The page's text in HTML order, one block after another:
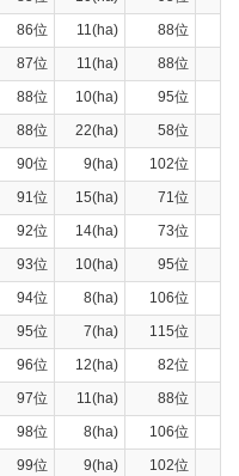
86位 11(ha) 88位
87位 11(ha) 88位
88位 10(ha) 95位
88位 22(ha) 58位
90位 9(ha) 102位
91位 15(ha) 71位
92位 14(ha) 73位
93位 10(ha) 95位
94位 8(ha) 106位
95位 7(ha) 115位
96位 12(ha) 82位
97位 11(ha) 88位
98位 8(ha) 106位
99位 9(ha) 102位